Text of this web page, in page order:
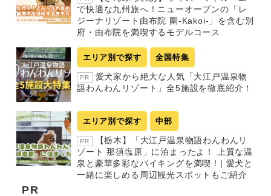
で快適な九州旅へ！ニューオープンの「レ
ジーナリゾート由布院 圍-Kakoi-」を含む別
府・由布院を満喫するモデルコース
エリア別で探す 全国特集
PR
愛犬家から絶大な人気「大江戸温泉物
語わんわんリゾート」全5施設を徹底紹介！
エリア別で探す 中部
PR
【栃木】「大江戸温泉物語わんわんリ
ゾート 那須塩原」に泊まったよ！ 上質な温
泉と豪華多彩なバイキングを満喫！| 愛犬と
一緒に楽しめる周辺観光スポットもご紹介
PR